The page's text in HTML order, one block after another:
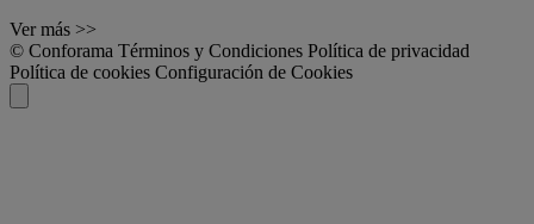
Ver más >>
© Conforama Términos y Condiciones Política de privacidad
Política de cookies Configuración de Cookies